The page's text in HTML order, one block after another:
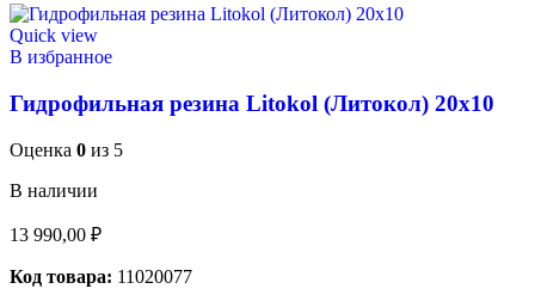
Quick view
В избранное
Гидрофильная резина Litokol (Литокол) 20х10
Оценка 0 из 5
В наличии
13 990,00 ₽
Код товара: 11020077